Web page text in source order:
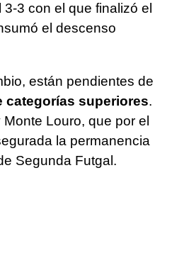
3 con el que finalizó el
el descenso
están pendientes de
categorías superiores.
Louro, que por el
la permanencia
Segunda Futgal.